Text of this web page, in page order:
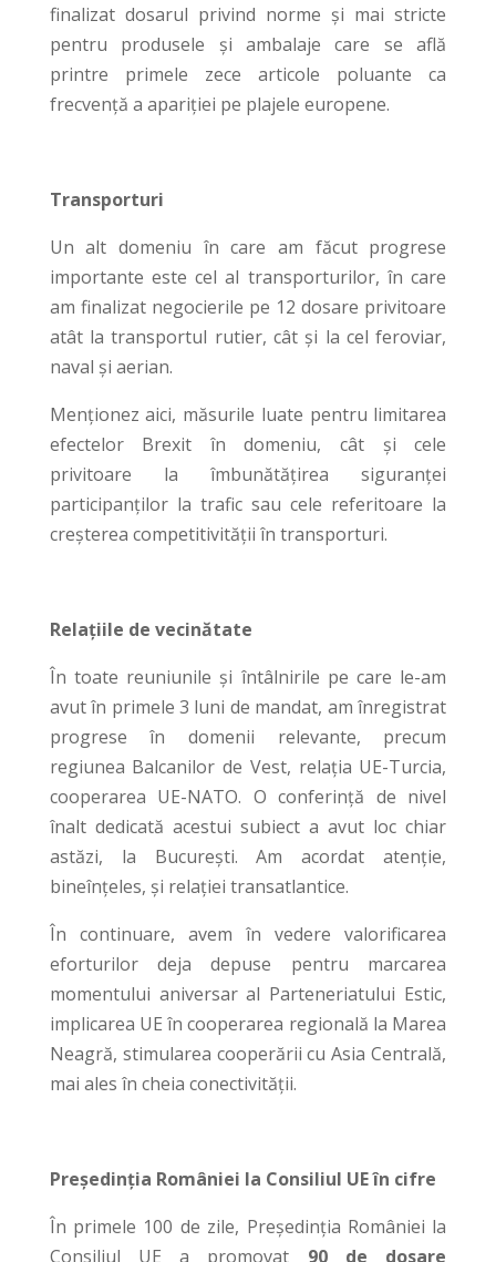
finalizat dosarul privind norme și mai stricte
pentru produsele și ambalaje care se află
printre primele zece articole poluante ca
frecvență a apariției pe plajele europene.
Transporturi
Un alt domeniu în care am făcut progrese
importante este cel al transporturilor, în care
am finalizat negocierile pe 12 dosare privitoare
atât la transportul rutier, cât și la cel feroviar,
naval și aerian.
Menționez aici, măsurile luate pentru limitarea
efectelor Brexit în domeniu, cât și cele
privitoare la îmbunătățirea siguranței
participanților la trafic sau cele referitoare la
creșterea competitivității în transporturi.
Relațiile de vecinătate
În toate reuniunile și întâlnirile pe care le-am
avut în primele 3 luni de mandat, am înregistrat
progrese în domenii relevante, precum
regiunea Balcanilor de Vest, relația UE-Turcia,
cooperarea UE-NATO. O conferință de nivel
înalt dedicată acestui subiect a avut loc chiar
astăzi, la București. Am acordat atenție,
bineînțeles, și relației transatlantice.
În continuare, avem în vedere valorificarea
eforturilor deja depuse pentru marcarea
momentului aniversar al Parteneriatului Estic,
implicarea UE în cooperarea regională la Marea
Neagră, stimularea cooperării cu Asia Centrală,
mai ales în cheia conectivității.
Președinția României la Consiliul UE în cifre
În primele 100 de zile, Președinția României la
Consiliul UE a promovat 90 de dosare